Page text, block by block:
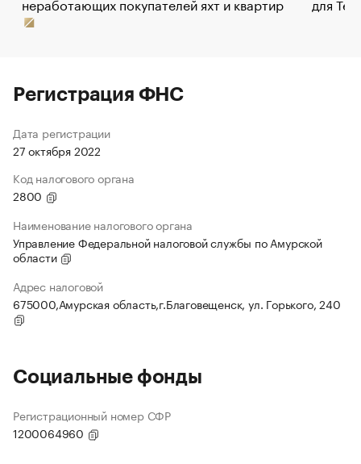
Регистрация ФНС
Дата регистрации
27 октября 2022
Код налогового органа
2800
Наименование налогового органа
Управление Федеральной налоговой службы по Амурской
области
Адрес налоговой
675000,Амурская область,г.Благовещенск, ул. Горького, 240
Социальные фонды
Регистрационный номер СФР
1200064960